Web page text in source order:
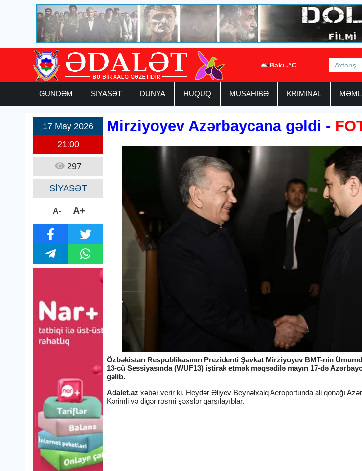
Bakı -°C
GÜNDƏM SİYASƏT DÜNYA HÜQUQ MÜSAHİBƏ KRİMİNAL
17 May 2026
21:00
297
SİYASƏT
A- A+
Mirziyoyev Azərbaycana gəldi -
Özbəkistan Respublikasının Prezidenti Şavkat Mirziyoyev BMT-nin
13-cü Sessiyasında (WUF13) iştirak etmək məqsədilə mayın 17-də
gəlib.
Adalet.azxəbər verir ki, Heydər Əliyev Beynəlxalq Aeroportunda ali qonağı
Kərimli və digər rəsmi şəxslər qarşılayıblar.